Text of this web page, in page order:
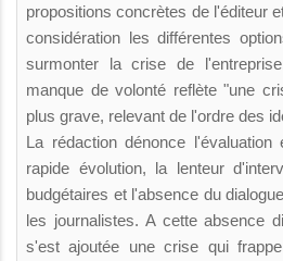
propositions concrètes de l'éditeur
considération les différentes
surmonter la crise de
manque de volonté reflète "une
plus grave, relevant de l'ordre des
La rédaction dénonce
rapide évolution, la lenteur
budgétaires et l'absence du
les journalistes. A cette absence
s'est ajoutée une crise qui